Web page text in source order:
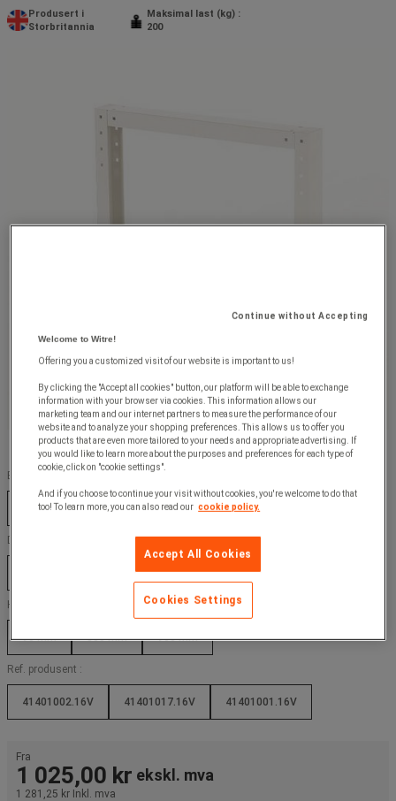
Produsert i
Storbritannia
Maksimal last (kg) :
200
Bredde (mm) :
80 mm 500 mm
Dybde (mm) :
Høyde (mm) :
90 mm 800 mm 900 mm
Ref. produsent :
41401002.16V 41401017.16V 41401001.16V
Fra
1 025,00 kr ekskl. mva
1 281,25 kr Inkl. mva
Continue without Accepting
Welcome to Witre!
Offering you a customized visit of our website is important to us!
By clicking the "Accept all cookies" button, our platform will be able to exchange
information with your browser via cookies. This information allows our
marketing team and our internet partners to measure the performance of our
website and to analyze your shopping preferences. This allows us to offer you
products that are even more tailored to your needs and appropriate advertising. If
you would like to learn more about the purposes and preferences for each type of
cookie, click on "cookie settings".
And if you choose to continue your visit without cookies, you're welcome to do that
too! To learn more, you can also read our cookie policy.
Accept All Cookies
Cookies Settings